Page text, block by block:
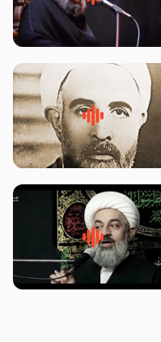
روضه جانسوز پاره های جگر امام
حسن مجتبی علیه السلام-حجت
روضه‌ی مجلس یزید ملعون و
اسارت اهل‌بیت علیهم‌السلام –
محدث زاده
زیارتی که اسباب رزق زیاد و عمر
طولانی است حجت السلام حسین